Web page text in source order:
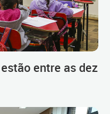
entre as dez